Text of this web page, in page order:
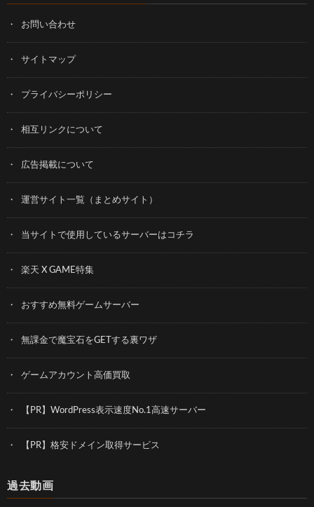
お問い合わせ
サイトマップ
プライバシーポリシー
相互リンクについて
広告掲載について
運営サイト一覧（まとめサイト）
当サイトで使用しているサーバーはコチラ
楽天 X GAME特集
おすすめ無料ゲームサーバー
無課金で魔宝石をGETする裏ワザ
ゲームアカウント高価買取
【PR】WordPress表示速度No.1高速サーバー
【PR】格安ドメイン取得サービス
過去動画